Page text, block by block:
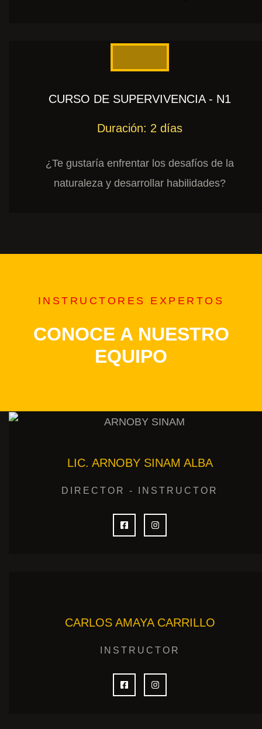
CURSO DE SUPERVIVENCIA - N1
Duración: 2 días
¿Te gustaría enfrentar los desafíos de la
naturaleza y desarrollar habilidades?
INSTRUCTORES EXPERTOS
CONOCE A NUESTRO
EQUIPO
LIC. ARNOBY SINAM ALBA
DIRECTOR - INSTRUCTOR
CARLOS AMAYA CARRILLO
INSTRUCTOR